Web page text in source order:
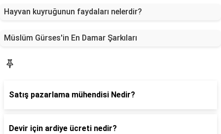
Hayvan kuyruğunun faydaları nelerdir?
Müslüm Gürses'in En Damar Şarkıları
Satış pazarlama mühendisi Nedir?
Devir için ardiye ücreti nedir?